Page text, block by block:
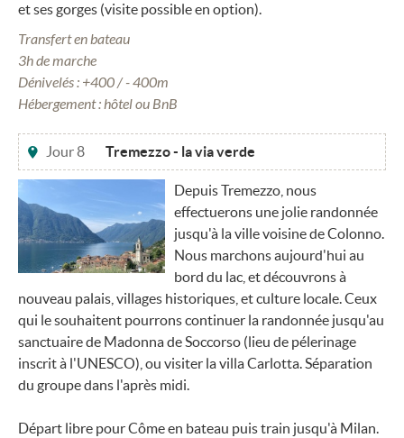
et ses gorges (visite possible en option).
Transfert en bateau
3h de marche
Dénivelés : +400 / - 400m
Hébergement : hôtel ou BnB
Jour 8 Tremezzo - la via verde
Depuis Tremezzo, nous
effectuerons une jolie randonnée
jusqu'à la ville voisine de Colonno.
Nous marchons aujourd'hui au
bord du lac, et découvrons à
nouveau palais, villages historiques, et culture locale. Ceux
qui le souhaitent pourrons continuer la randonnée jusqu'au
sanctuaire de Madonna de Soccorso (lieu de pélerinage
inscrit à l'UNESCO), ou visiter la villa Carlotta. Séparation
du groupe dans l'après midi.
Départ libre pour Côme en bateau puis train jusqu'à Milan.